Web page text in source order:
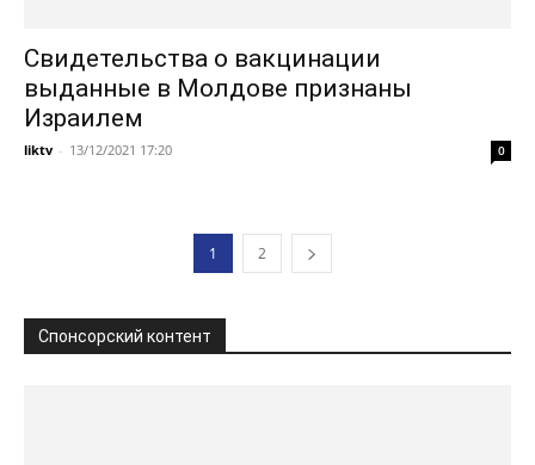
Свидетельства о вакцинации
выданные в Молдове признаны
Израилем
liktv - 13/12/2021 17:20 0
1 2
Спонсорский контент